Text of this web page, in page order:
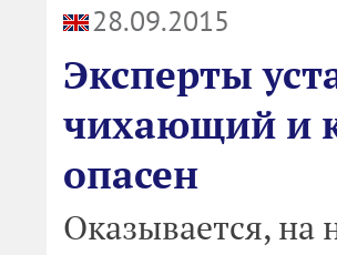
28.09.2015
Эксперты
чихающий и
опасен
Оказывается, на